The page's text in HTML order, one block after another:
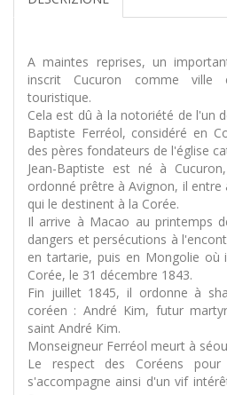
A maintes reprises, un
inscrit Cucuron comme
touristique.
Cela est dû à la notoriété de l'un
Baptiste Ferréol, considéré en
des pères fondateurs de l'église
Jean-Baptiste est né à
ordonné prêtre à Avignon, il entre
qui le destinent à la Corée.
Il arrive à Macao au printemps
dangers et persécutions à
en tartarie, puis en Mongolie où
Corée, le 31 décembre 1843.
Fin juillet 1845, il ordonne à
coréen : André Kim, futur
saint André Kim.
Monseigneur Ferréol meurt à
Le respect des Coréens pour
s'accompagne ainsi d'un vif